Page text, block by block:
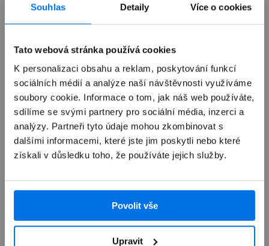
Souhlas Detaily Více o cookies
Tato webová stránka používá cookies
K personalizaci obsahu a reklam, poskytování funkcí
sociálních médií a analýze naší návštěvnosti využíváme
soubory cookie. Informace o tom, jak náš web používáte,
sdílíme se svými partnery pro sociální média, inzerci a
analýzy. Partneři tyto údaje mohou zkombinovat s
dalšími informacemi, které jste jim poskytli nebo které
získali v důsledku toho, že používáte jejich služby.
Povolit vše
Upravit
Autorizovaný servis Apple
Možnosti doručení